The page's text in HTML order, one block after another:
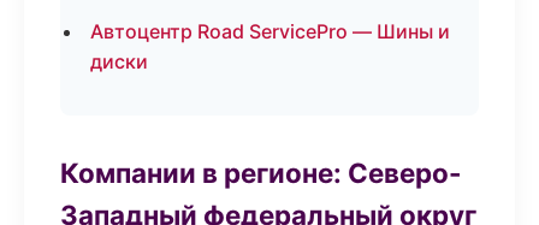
Автоцентр Road ServicePro — Шины и
диски
Компании в регионе: Северо-
Западный федеральный округ